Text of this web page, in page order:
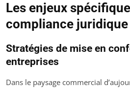
Les enjeux
compliance juridique
Stratégies de mise en
entreprises
Dans le paysage commercial